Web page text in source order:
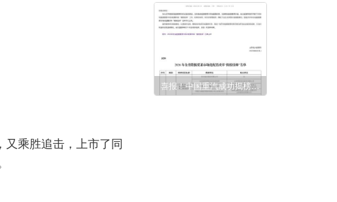
又乘胜追击，上市了同
喜报！中国重汽成功揭榜全省数据要素“人工智能赋能”课题